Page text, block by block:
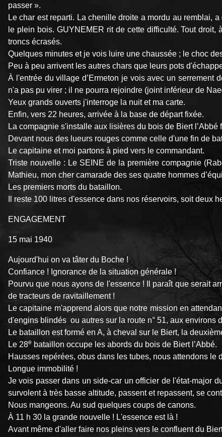
passer ».
Le char est reparti. La chenille droite a mordu au remblai,
le plein bois. GUYNEMER rit de cette difficulté. Tout
troncs écrasés.
Quelques minutes et je vois luire une chaussée ; le choc
Peu à peu arrivent les autres chars que leurs pots
À l'entrée du village d’Ermeton je vois avec un
n'a pas pu virer ; il ne pourra rejoindre (joint inférieur de
Yeux grands ouverts j'interroge la nuit et ma carte.
Enfin, vers 22 heures, arrivée à la base de départ fixée.
La compagnie s'installe aux lisières du bois de Biert l’Abbé
Devant nous des lueurs rouges comme celle d'une fin de
Le capitaine et moi partons à pied vers le commandant.
Triste nouvelle : Le SEINE de la première compagnie
Mathieu, mon cher camarade des ses quatre hommes
Les premiers morts du bataillon.
Il reste 100 litres d'essence dans nos réservoirs, soit deux
ENGAGEMENT
15 mai 1940
Aujourd'hui on va tâter du Boche !
Confiance ! Ignorance de la situation générale !
Pourvu que nous ayons de l'essence ! Il paraît que serait
de tracteurs de ravitaillement !
Le capitaine m'apprend alors que notre mission en
d'engins blindés ou autres sur la route n° 51, aux environs
Le bataillon est formé en A, à cheval sur le Biert, la
Le 28e bataillon occupe les abords du bois de Biert l’Abbé.
Hausses repérées, obus dans les tubes, nous attendons le
Longue immobilité !
Je vois passer dans un side-car un officier de l'état-major
survolent à très basse altitude, passent et repassent, se
Nous mangeons. Au sud quelques coups de canons.
À 11 h 30 la grande nouvelle ! L'essence est là !
Avant même d'aller faire nos pleins vers le confluent du